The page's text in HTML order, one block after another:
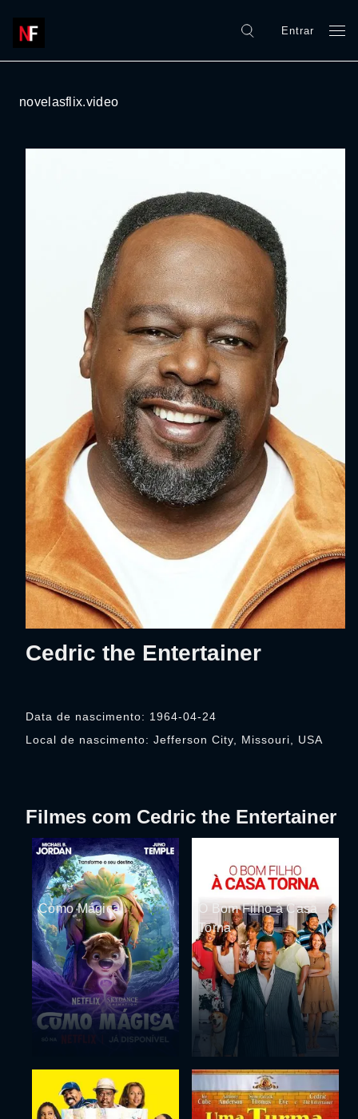
Entrar
novelasflix.video
Cedric the Entertainer
Data de nascimento: 1964-04-24
Local de nascimento: Jefferson City, Missouri, USA
Filmes com Cedric the Entertainer
Como Mágica
O Bom Filho à Casa
Torna